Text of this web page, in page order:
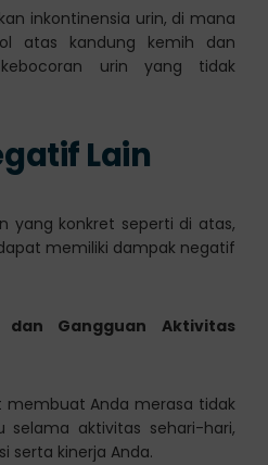
inkontinensia urin, di mana
atas kandung kemih dan
urin yang tidak
Lain
yang konkret seperti di atas,
memiliki dampak negatif
dan Gangguan Aktivitas
membuat Anda merasa tidak
selama aktivitas sehari-hari,
serta kinerja Anda.